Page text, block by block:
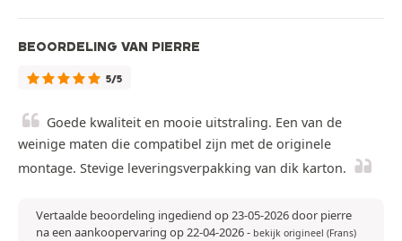
BEOORDELING VAN PIERRE
5/5
Goede kwaliteit en mooie uitstraling. Een van de
weinige maten die compatibel zijn met de originele
montage. Stevige leveringsverpakking van dik karton.
Vertaalde beoordeling ingediend op 23-05-2026 door pierre
na een aankoopervaring op 22-04-2026- bekijk origineel (Frans)